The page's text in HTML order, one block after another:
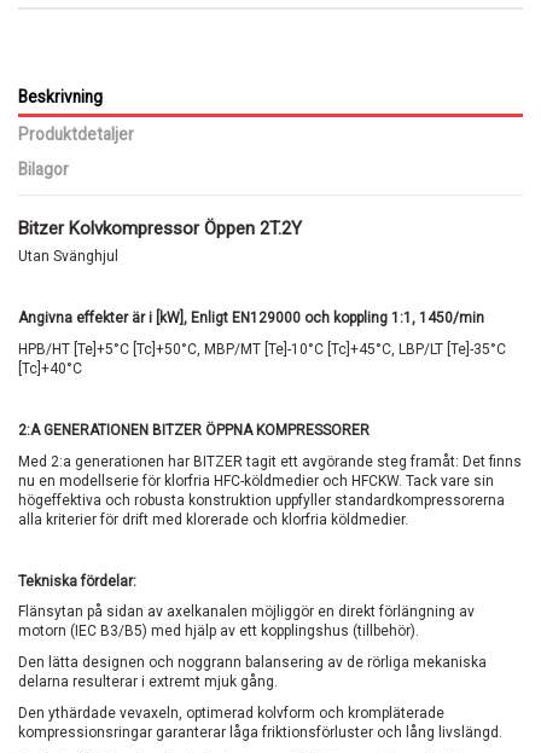
Beskrivning
Produktdetaljer
Bilagor
Bitzer Kolvkompressor Öppen 2T.2Y
Utan Svänghjul
Angivna effekter är i [kW], Enligt EN129000 och koppling 1:1, 1450/min
HPB/HT [Te]+5°C [Tc]+50°C, MBP/MT [Te]-10°C [Tc]+45°C, LBP/LT [Te]-35°C
[Tc]+40°C
2:A GENERATIONEN BITZER ÖPPNA KOMPRESSORER
Med 2:a generationen har BITZER tagit ett avgörande steg framåt: Det finns
nu en modellserie för klorfria HFC-köldmedier och HFCKW. Tack vare sin
högeffektiva och robusta konstruktion uppfyller standardkompressorerna
alla kriterier för drift med klorerade och klorfria köldmedier.
Tekniska fördelar:
Flänsytan på sidan av axelkanalen möjliggör en direkt förlängning av
motorn (IEC B3/B5) med hjälp av ett kopplingshus (tillbehör).
Den lätta designen och noggrann balansering av de rörliga mekaniska
delarna resulterar i extremt mjuk gång.
Den ythärdade vevaxeln, optimerad kolvform och krompläterade
kompressionsringar garanterar låga friktionsförluster och lång livslängd.